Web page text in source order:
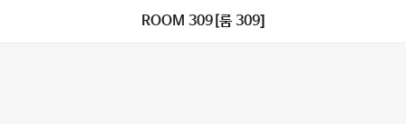
ROOM 309[룸 309]